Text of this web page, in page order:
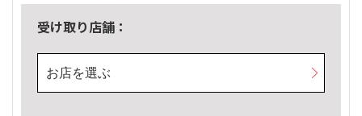
受け取り店舗：
お店を選ぶ